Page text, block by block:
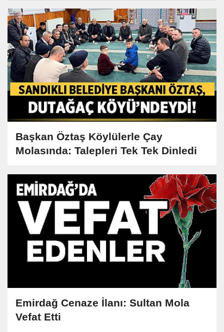
Başkan Öztaş Köylülerle Çay
Molasında: Talepleri Tek Tek Dinledi
Emirdağ Cenaze İlanı: Sultan Mola
Vefat Etti